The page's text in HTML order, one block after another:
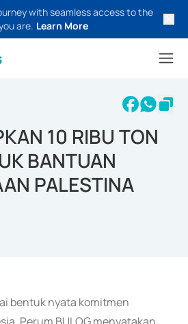
with seamless access to the
are. Learn More
10 RIBU TON
BANTUAN
PALESTINA
bentuk nyata komitmen